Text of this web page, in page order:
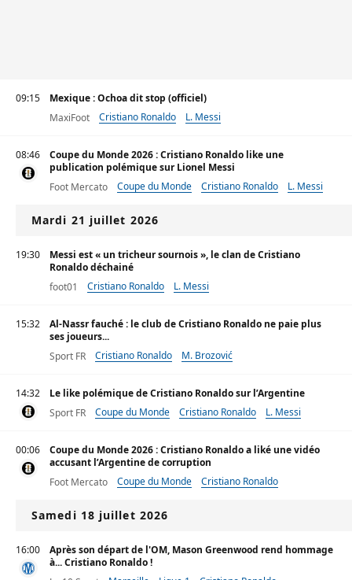
09:15
Mexique : Ochoa dit stop (officiel)
MaxiFoot
Cristiano Ronaldo L. Messi
08:46
Coupe du Monde 2026 : Cristiano Ronaldo like une
publication polémique sur Lionel Messi
Foot Mercato
Coupe du Monde Cristiano Ronaldo L. Messi
Mardi 21 juillet 2026
19:30
Messi est « un tricheur sournois », le clan de Cristiano
Ronaldo déchainé
foot01
Cristiano Ronaldo L. Messi
15:32
Al-Nassr fauché : le club de Cristiano Ronaldo ne paie plus
ses joueurs...
Sport FR
Cristiano Ronaldo M. Brozović
14:32
Le like polémique de Cristiano Ronaldo sur l’Argentine
Sport FR
Coupe du Monde Cristiano Ronaldo L. Messi
00:06
Coupe du Monde 2026 : Cristiano Ronaldo a liké une vidéo
accusant l’Argentine de corruption
Foot Mercato
Coupe du Monde Cristiano Ronaldo
Samedi 18 juillet 2026
16:00
Après son départ de l'OM, Mason Greenwood rend hommage
à... Cristiano Ronaldo !